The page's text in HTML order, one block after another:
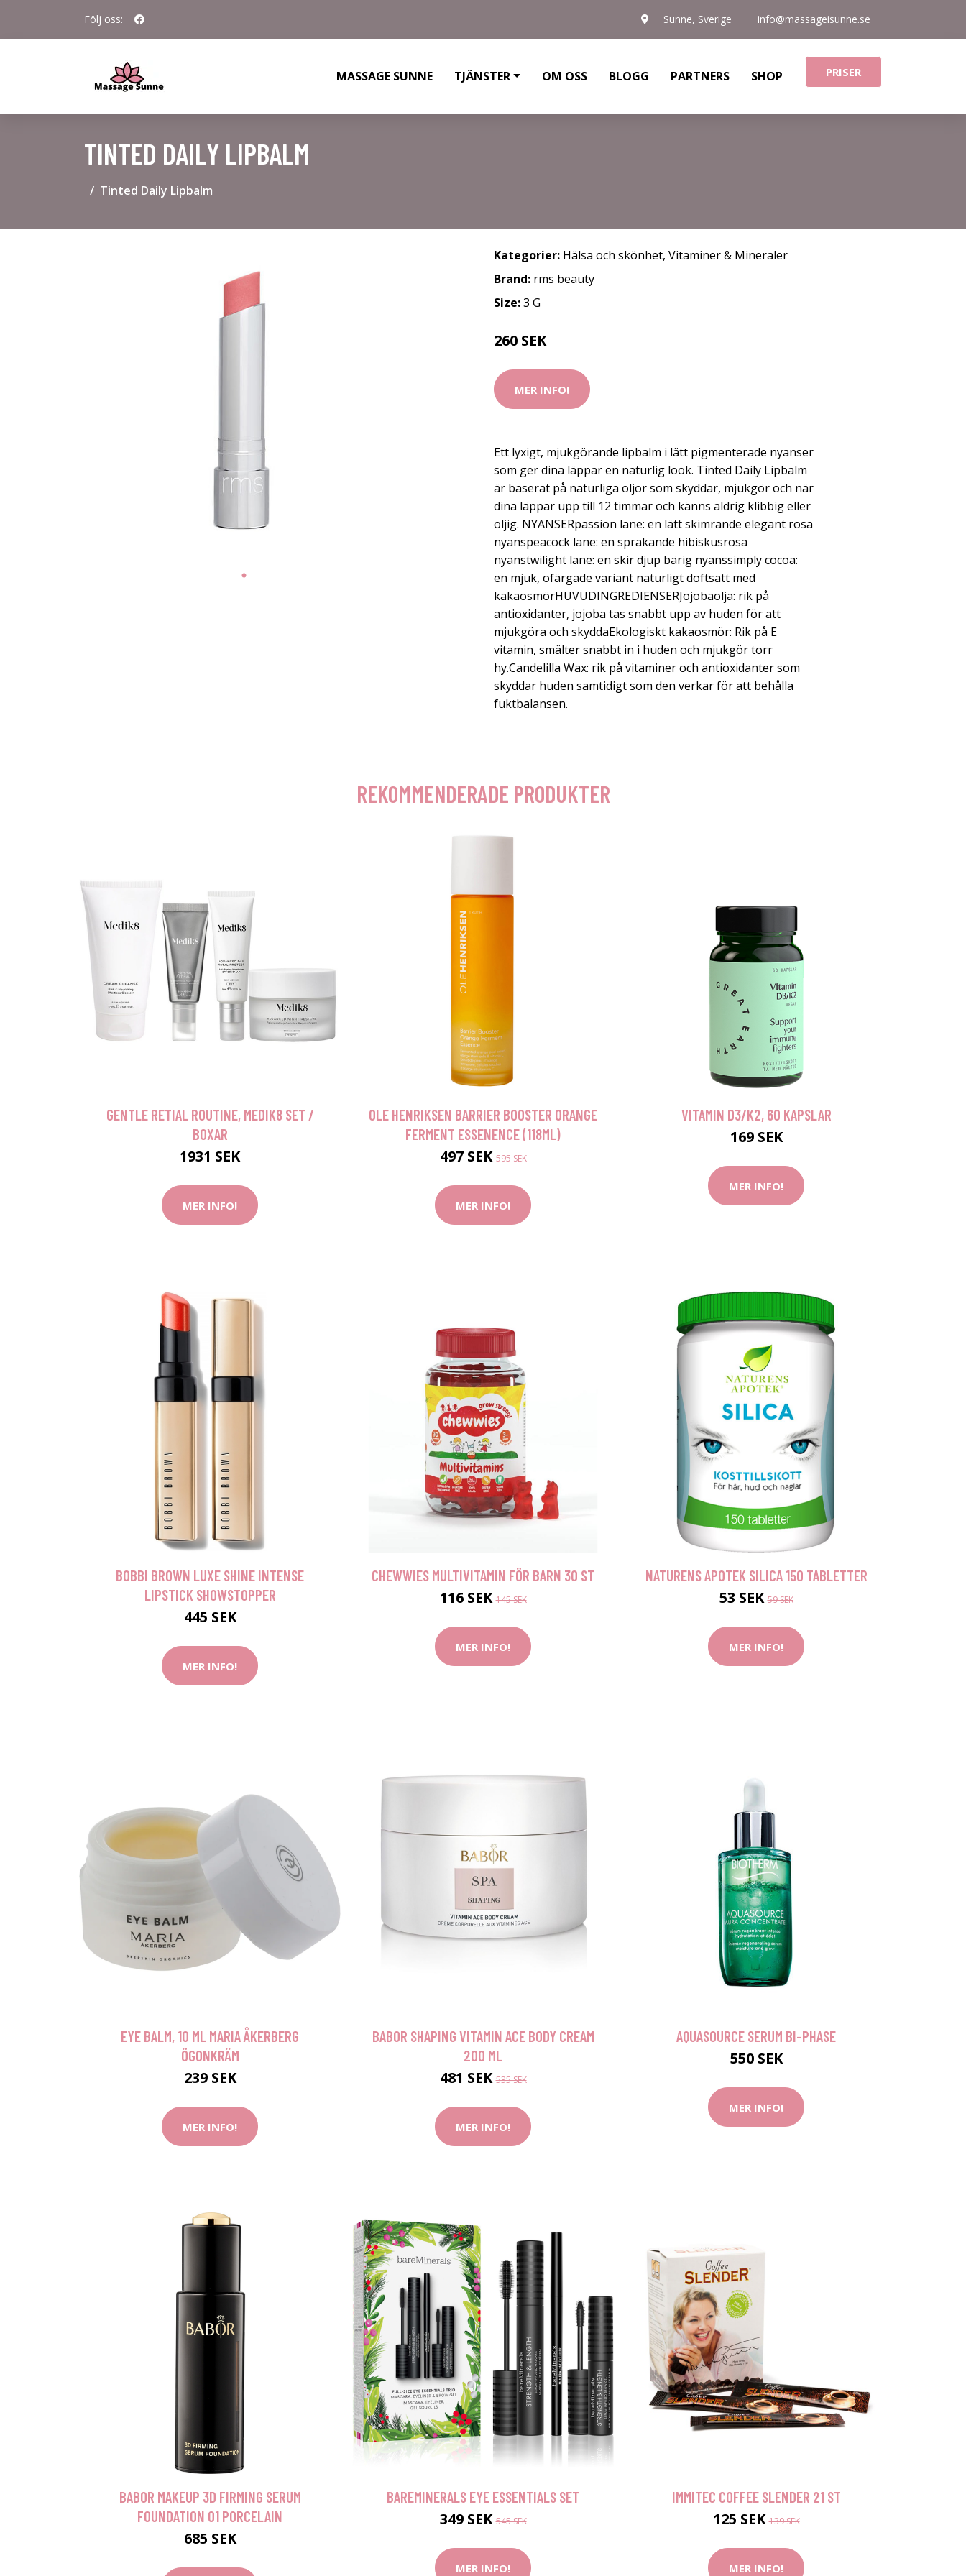
Följ oss: Sunne, Sverige info@massageisunne.se
MASSAGE SUNNE TJÄNSTER OM OSS BLOGG PARTNERS SHOP PRISER
TINTED DAILY LIPBALM
Tinted Daily Lipbalm
Kategorier: Hälsa och skönhet, Vitaminer & Mineraler
Brand: rms beauty
Size:3 G
260 SEK
MER INFO!
Ett lyxigt, mjukgörande lipbalm i lätt pigmenterade nyanser
som ger dina läppar en naturlig look. Tinted Daily Lipbalm
är baserat på naturliga oljor som skyddar, mjukgör och när
dina läppar upp till 12 timmar och känns aldrig klibbig eller
oljig. NYANSERpassion lane: en lätt skimrande elegant rosa
nyanspeacock lane: en sprakande hibiskusrosa
nyanstwilight lane: en skir djup bärig nyanssimply cocoa:
en mjuk, ofärgade variant naturligt doftsatt med
kakaosmörHUVUDINGREDIENSERJojobaolja: rik på
antioxidanter, jojoba tas snabbt upp av huden för att
mjukgöra och skyddaEkologiskt kakaosmör: Rik på E
vitamin, smälter snabbt in i huden och mjukgör torr
hy.Candelilla Wax: rik på vitaminer och antioxidanter som
skyddar huden samtidigt som den verkar för att behålla
fuktbalansen.
REKOMMENDERADE PRODUKTER
GENTLE RETIAL ROUTINE, MEDIK8 SET /
BOXAR
1931 SEK
MER INFO!
OLE HENRIKSEN BARRIER BOOSTER ORANGE
FERMENT ESSENENCE (118ML)
497 SEK595 SEK
MER INFO!
VITAMIN D3/K2, 60 KAPSLAR
169 SEK
MER INFO!
BOBBI BROWN LUXE SHINE INTENSE
LIPSTICK SHOWSTOPPER
445 SEK
MER INFO!
CHEWWIES MULTIVITAMIN FÖR BARN 30 ST
116 SEK145 SEK
MER INFO!
NATURENS APOTEK SILICA 150 TABLETTER
53 SEK59 SEK
MER INFO!
EYE BALM, 10 ML MARIA ÅKERBERG
ÖGONKRÄM
239 SEK
MER INFO!
BABOR SHAPING VITAMIN ACE BODY CREAM
200 ML
481 SEK535 SEK
MER INFO!
AQUASOURCE SERUM BI-PHASE
550 SEK
MER INFO!
BABOR MAKEUP 3D FIRMING SERUM
FOUNDATION 01 PORCELAIN
685 SEK
BAREMINERALS EYE ESSENTIALS SET
349 SEK545 SEK
MER INFO!
IMMITEC COFFEE SLENDER 21 ST
125 SEK139 SEK
MER INFO!